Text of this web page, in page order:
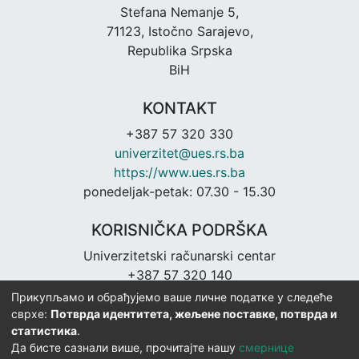
Stefana Nemanje 5,
71123, Istočno Sarajevo,
Republika Srpska
BiH
KONTAKT
+387 57 320 330
univerzitet@ues.rs.ba
https://www.ues.rs.ba
ponedeljak-petak: 07.30 - 15.30
KORISNIČKA PODRŠKA
Univerzitetski računarski centar
+387 57 320 140
urc@ues.rs.ba
https://urc.ues.rs.ba
Прикупљамо и обрађујемо ваше личне податке у следеће
сврхе: Потврда идентитета, жељене поставке, потврда и
статистика.
Да бисте сазнали више, прочитајте нашу смернице